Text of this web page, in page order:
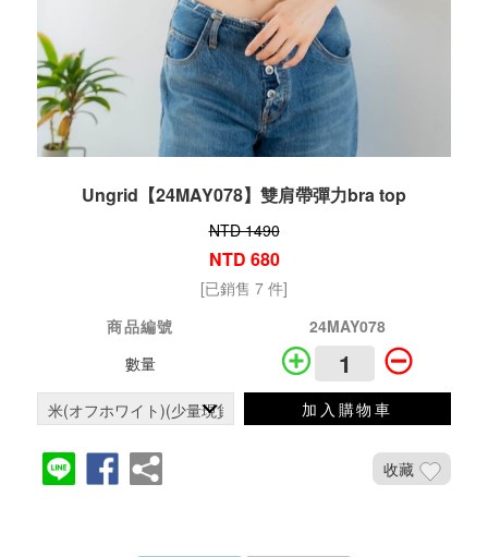
Ungrid【24MAY078】雙肩帶彈力bra top
NTD 1490
NTD 680
[已銷售 7 件]
商品編號
24MAY078
數量
加入購物車
收藏